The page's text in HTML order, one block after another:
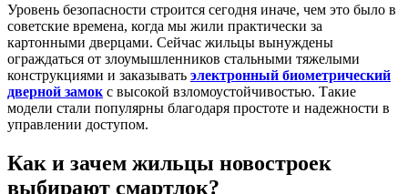
Уровень безопасности строится сегодня иначе, чем это было в
советские времена, когда мы жили практически за
картонными дверцами. Сейчас жильцы вынуждены
ограждаться от злоумышленников стальными тяжелыми
конструкциями и заказывать электронный биометрический
дверной замок с высокой взломоустойчивостью. Такие
модели стали популярны благодаря простоте и надежности в
управлении доступом.
Как и зачем жильцы новостроек
выбирают смартлок?